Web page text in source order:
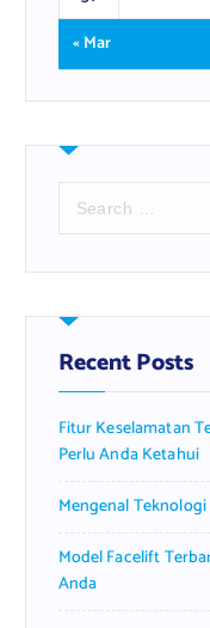
« Mar
r
h
f
o
:
Recent Posts
Fitur Keselamatan
Perlu Anda Ketahui
Mengenal
Model Facelift
Anda